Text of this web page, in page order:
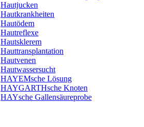
Hautjucken
Hautkrankheiten
Hautödem
Hautreflexe
Hautsklerem
Hauttransplantation
Hautvenen
Hautwassersucht
HAYEMsche Lösung
HAYGARTHsche Knoten
HAYsche Gallensäureprobe